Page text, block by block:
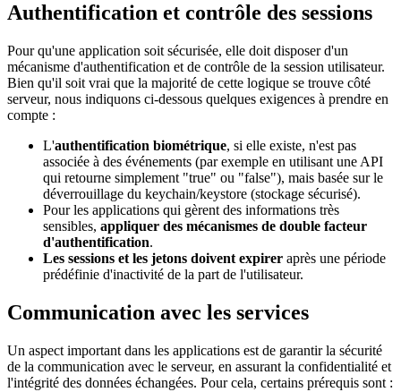
Authentification et contrôle des sessions
Pour qu'une application soit sécurisée, elle doit disposer d'un
mécanisme d'authentification et de contrôle de la session utilisateur.
Bien qu'il soit vrai que la majorité de cette logique se trouve côté
serveur, nous indiquons ci-dessous quelques exigences à prendre en
compte :
L'authentification biométrique, si elle existe, n'est pas
associée à des événements (par exemple en utilisant une API
qui retourne simplement "true" ou "false"), mais basée sur le
déverrouillage du keychain/keystore (stockage sécurisé).
Pour les applications qui gèrent des informations très
sensibles, appliquer des mécanismes de double facteur
d'authentification.
Les sessions et les jetons doivent expirer après une période
prédéfinie d'inactivité de la part de l'utilisateur.
Communication avec les services
Un aspect important dans les applications est de garantir la sécurité
de la communication avec le serveur, en assurant la confidentialité et
l'intégrité des données échangées. Pour cela, certains prérequis sont :